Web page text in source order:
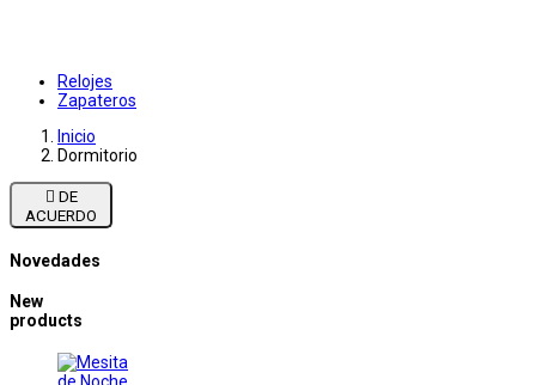
Relojes
Zapateros
Inicio
Dormitorio

ACUERDO
Novedades
New
products